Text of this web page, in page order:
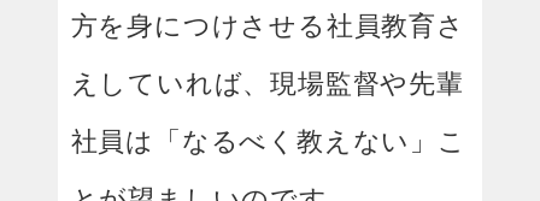
方を身につけさせる社員教育さ
えしていれば、現場監督や先輩
社員は「なるべく教えない」こ